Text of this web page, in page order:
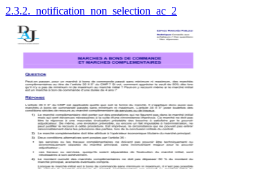
2.3.2._notification_non_selection_ac_2